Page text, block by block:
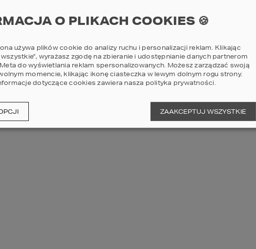
AN UNEXPECTED ERROR HAS OCCURRED.
O PLIKACH COOKIES 🍪
używa plików cookie do analizy ruchu i personalizacji reklam. Klikając
wyrażasz zgodę na zbieranie i udostępnianie danych partnerom
do wyświetlania reklam spersonalizowanych. Możesz zarządzać swoją
momencie, klikając ikonę ciasteczka w lewym dolnym rogu strony.
dotyczące cookies zawiera nasza polityka prywatności.
ZAAKCEPTUJ WSZYSTKIE